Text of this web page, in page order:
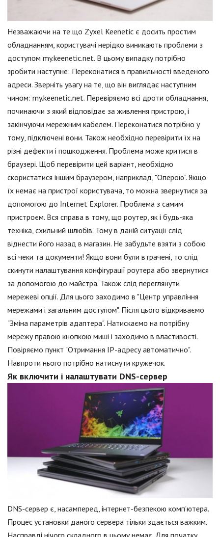
Незважаючи на те що Zyxel Keenetic є досить простим
обладнанням, користувачі нерідко виникають проблеми з
доступом my.keenetic.net. В цьому випадку потрібно
зробити наступне: Переконатися в правильності введеного
адреси. Зверніть увагу на те, що він виглядає наступним
чином: my.keenetic.net. Перевіряємо всі дроти обладнання,
починаючи з який відповідає за живлення пристрою, і
закінчуючи мережним кабелем. Переконатися потрібно у
тому, підключені вони. Також необхідно перевірити їх на
різні дефекти і пошкодження. Проблема може критися в
браузері. Щоб перевірити цей варіант, необхідно
скористатися іншим браузером, наприклад, "Оперою". Якщо
їх немає на пристрої користувача, то можна звернутися за
допомогою до Internet Explorer. Проблема з самим
пристроєм. Вся справа в тому, що роутер, як і будь-яка
техніка, схильний шлюбів. Тому в даній ситуації слід
віднести його назад в магазин. Не забудьте взяти з собою
всі чеки та документи! Якщо вони були втрачені, то слід
скинути налаштування конфігурації роутера або звернутися
за допомогою до майстра. Також слід переглянути
мережеві опції. Для цього заходимо в "Центр управління
мережами і загальним доступом". Після цього відкриваємо
"Зміна параметрів адаптера". Натискаємо на потрібну
мережу правою кнопкою миші і заходимо в властивості.
Повіряємо пункт "Отримання IP-адресу автоматично".
Навпроти нього потрібно натиснути кружечок.
Як включити і налаштувати DNS-сервер
DNS-сервер є, насамперед, інтернет-безпекою комп'ютера.
Процес установки даного сервера тільки здається важким.
Насправді нічого складного в цьому немає. Для початку